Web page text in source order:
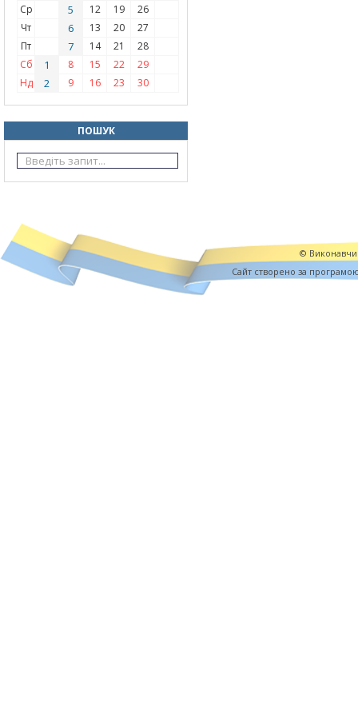
Ср
5 12 19
26
Чт
6 13 20
27
Пт
7 14 21
28
Сб
1 8 15 22
29
Нд
2 9 16 23 30
ПОШУК
©
Cайт створено за